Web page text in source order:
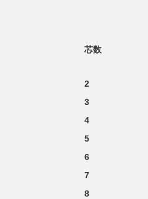
芯数
2
3
4
5
6
7
8